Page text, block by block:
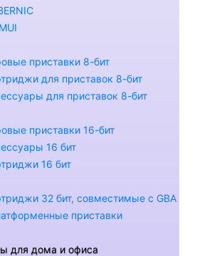
приставки 8-бит
для приставок 8-бит
для приставок 8-бит
приставки 16-бит
16 бит
16 бит
32 бит, совместимые с GBA
приставки
для дома и офиса